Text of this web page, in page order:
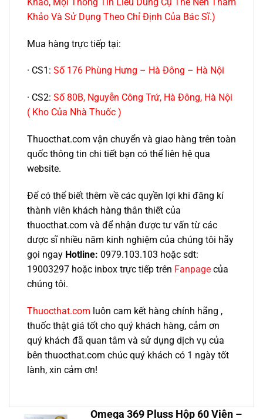
Khảo Và Sử Dụng Theo Chỉ Định Của Bác Sĩ.)
Mua hàng trực tiếp tại:
· CS1: Số 176 Phùng Hưng – Hà Đông – Hà Nội
· CS2: Số 80B, Nguyễn Công Trứ, Hà Đông, Hà Nội
( Kho Của Nhà Thuốc )
Thuocthat.com vận chuyển và giao hàng trên toàn
quốc thông tin chi tiết bạn có thể liên hệ qua
website.
Để có thể biết thêm về các quyền lợi khi đăng kí
thành viên khách hàng thân thiết của
thuocthat.com và để nhận được tư vấn từ các
dược sĩ nhiều năm kinh nghiệm của chúng tôi hãy
gọi ngay Hotline: 0979.103.103 hoặc sdt:
19003297 hoặc inbox trực tiếp trên Fanpage của
chúng tôi.
Thuocthat.com luôn cam kết hàng chính hãng ,
thuốc thật giá tốt cho quý khách hàng, cảm ơn
quý khách đã quan tâm và sử dụng dịch vụ của
bên thuocthat.com chúc quý khách có 1 ngày tốt
lành, xin cảm ơn!
Omega 369 Pluss Hộp 60 Viên –